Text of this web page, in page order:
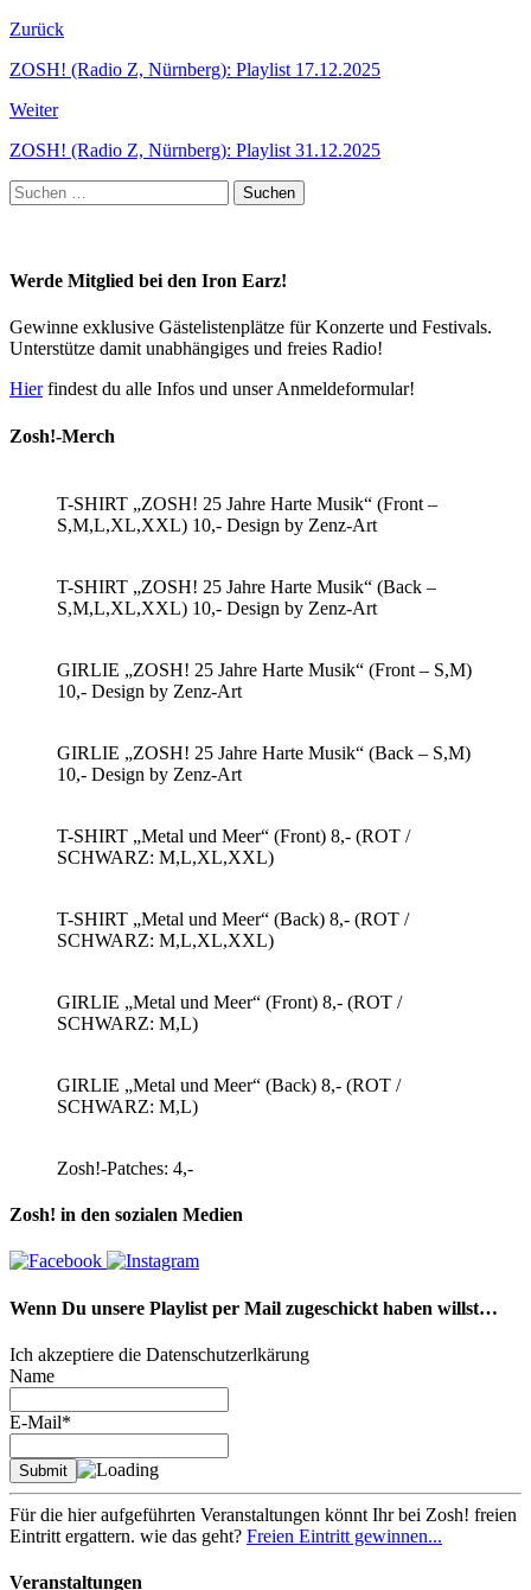
Zurück
ZOSH! (Radio Z, Nürnberg): Playlist 17.12.2025
Weiter
ZOSH! (Radio Z, Nürnberg): Playlist 31.12.2025
Suchen
nach:
Werde Mitglied bei den Iron Earz!
Gewinne exklusive Gästelistenplätze für Konzerte und Festivals.
Unterstütze damit unabhängiges und freies Radio!
Hierfindest du alle Infos und unser Anmeldeformular!
Zosh!-Merch
T-SHIRT „ZOSH! 25 Jahre Harte Musik“ (Front –
S,M,L,XL,XXL) 10,- Design by Zenz-Art
T-SHIRT „ZOSH! 25 Jahre Harte Musik“ (Back –
S,M,L,XL,XXL) 10,- Design by Zenz-Art
GIRLIE „ZOSH! 25 Jahre Harte Musik“ (Front – S,M)
10,- Design by Zenz-Art
GIRLIE „ZOSH! 25 Jahre Harte Musik“ (Back – S,M)
10,- Design by Zenz-Art
T-SHIRT „Metal und Meer“ (Front) 8,- (ROT /
SCHWARZ: M,L,XL,XXL)
T-SHIRT „Metal und Meer“ (Back) 8,- (ROT /
SCHWARZ: M,L,XL,XXL)
GIRLIE „Metal und Meer“ (Front) 8,- (ROT /
SCHWARZ: M,L)
GIRLIE „Metal und Meer“ (Back) 8,- (ROT /
SCHWARZ: M,L)
Zosh!-Patches: 4,-
Zosh! in den sozialen Medien
Wenn Du unsere Playlist per Mail zugeschickt haben willst…
Ich akzeptiere die Datenschutzerlkärung
Name
E-Mail*
Für die hier aufgeführten Veranstaltungen könnt Ihr bei Zosh! freien
Eintritt ergattern. wie das geht? Freien Eintritt gewinnen...
Veranstaltungen